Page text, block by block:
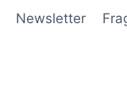
Newsletter